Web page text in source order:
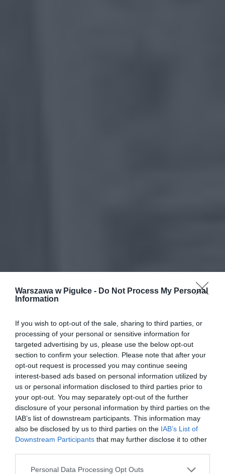
Warszawa w Pigułce - Do Not Process My Personal
Information
If you wish to opt-out of the sale, sharing to third parties, or
processing of your personal or sensitive information for
targeted advertising by us, please use the below opt-out
section to confirm your selection. Please note that after your
opt-out request is processed you may continue seeing
interest-based ads based on personal information utilized by
us or personal information disclosed to third parties prior to
your opt-out. You may separately opt-out of the further
disclosure of your personal information by third parties on the
IAB’s list of downstream participants. This information may
also be disclosed by us to third parties on the IAB’s List of
Downstream Participants that may further disclose it to other
Personal Data Processing Opt Outs